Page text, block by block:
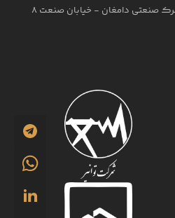
صنعتی دامغان - خیابان صنعت 8